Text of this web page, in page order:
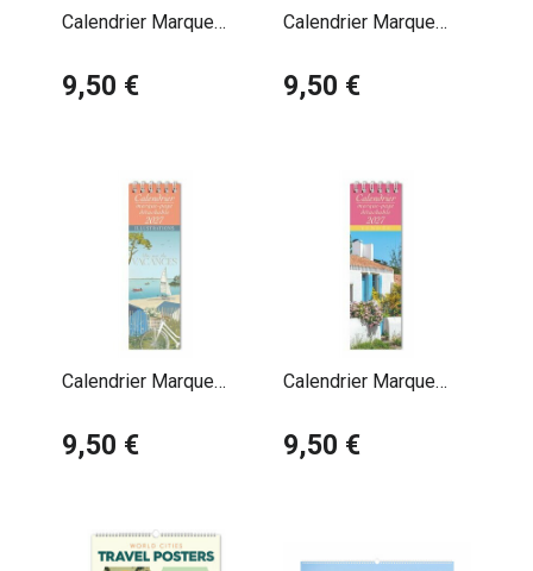
Calendrier Marque
Océan Charles
9,50 €
Calendrier Marque
Henri Deuil
9,50 €
Calendrier Marque
Vacances Pauline
9,50 €
Calendrier Marque
9,50 €